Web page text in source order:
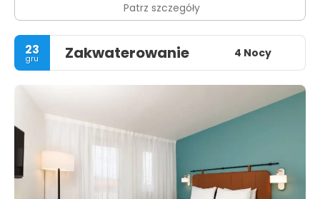
Patrz szczegóły
23
gru Zakwaterowanie 4 Nocy